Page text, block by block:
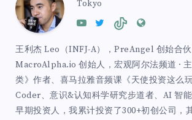
Tokyo
王利杰 Leo（INFJ-A），PreAngel 创始合伙
MacroAlpha.io 创始人，宏观阿尔法频道 ·
类》作者、喜马拉雅音频课《天使投资这么
Coder、意识&认知科学研究步道者、AI 智
早期投资人，我累计投资了300+初创公司，